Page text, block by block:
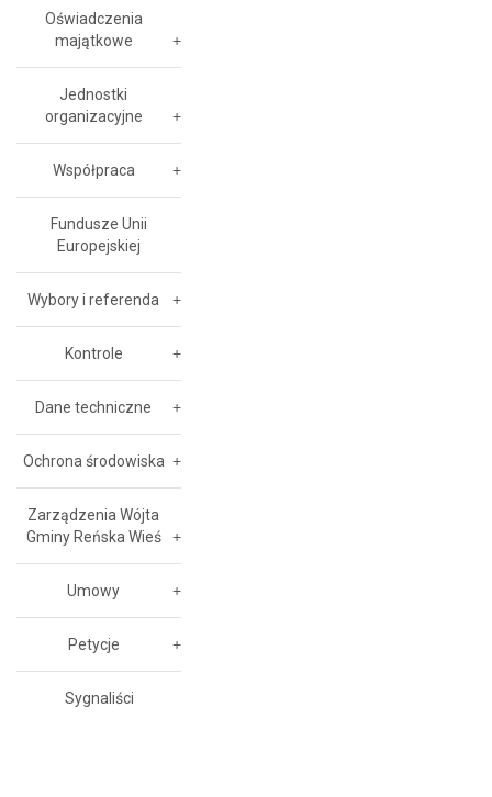
Oświadczenia
majątkowe
Jednostki
organizacyjne
Współpraca
Fundusze Unii
Europejskiej
Wybory i referenda
Kontrole
Dane techniczne
Ochrona środowiska
Zarządzenia Wójta
Gminy Reńska Wieś
Umowy
Petycje
Sygnaliści